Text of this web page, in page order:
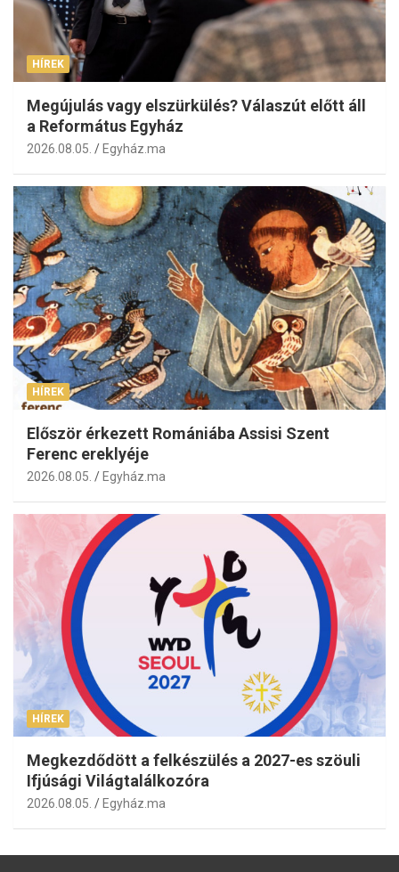
HÍREK
Megújulás vagy elszürkülés? Válaszút előtt áll
a Református Egyház
2026.08.05. Egyház.ma
HÍREK
Először érkezett Romániába Assisi Szent
Ferenc ereklyéje
2026.08.05. Egyház.ma
HÍREK
Megkezdődött a felkészülés a 2027-es szöuli
Ifjúsági Világtalálkozóra
2026.08.05. Egyház.ma